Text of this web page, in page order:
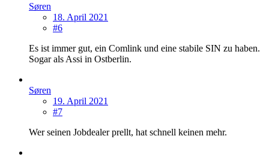
Søren
18. April 2021
#6
Es ist immer gut, ein Comlink und eine stabile SIN zu haben.
Sogar als Assi in Ostberlin.
Søren
19. April 2021
#7
Wer seinen Jobdealer prellt, hat schnell keinen mehr.